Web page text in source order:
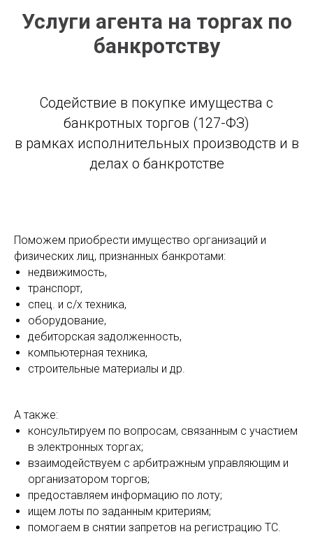
Услуги агента на торгах по
банкротству
Содействие в покупке имущества с
банкротных торгов (127-ФЗ)
в рамках исполнительных производств и в
делах о банкротстве
Поможем приобрести имущество организаций и
физических лиц, признанных банкротами:
недвижимость,
транспорт,
спец. и с/х техника,
оборудование,
дебиторская задолженность,
компьютерная техника,
строительные материалы и др.
А также:
консультируем по вопросам, связанным с участием
в электронных торгах;
взаимодействуем с арбитражным управляющим и
организатором торгов;
предоставляем информацию по лоту;
ищем лоты по заданным критериям;
помогаем в снятии запретов на регистрацию ТС.